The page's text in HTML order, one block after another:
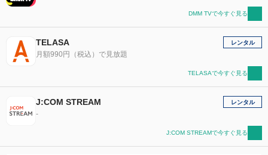
DMM TVで今すぐ見る
TELASA
月額990円（税込）で見放題
レンタル
TELASAで今すぐ見る
J:COM STREAM
-
レンタル
J:COM STREAMで今すぐ見る